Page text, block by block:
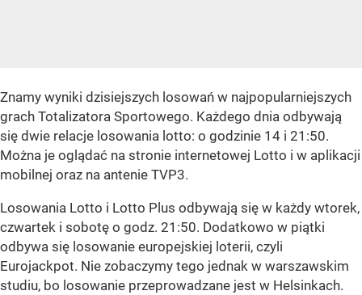
Znamy wyniki dzisiejszych losowań w najpopularniejszych
grach Totalizatora Sportowego. Każdego dnia odbywają
się dwie relacje losowania lotto: o godzinie 14 i 21:50.
Można je oglądać na stronie internetowej Lotto i w aplikacji
mobilnej oraz na antenie TVP3.
Losowania Lotto i Lotto Plus odbywają się w każdy wtorek,
czwartek i sobotę o godz. 21:50. Dodatkowo w piątki
odbywa się losowanie europejskiej loterii, czyli
Eurojackpot. Nie zobaczymy tego jednak w warszawskim
studiu, bo losowanie przeprowadzane jest w Helsinkach.